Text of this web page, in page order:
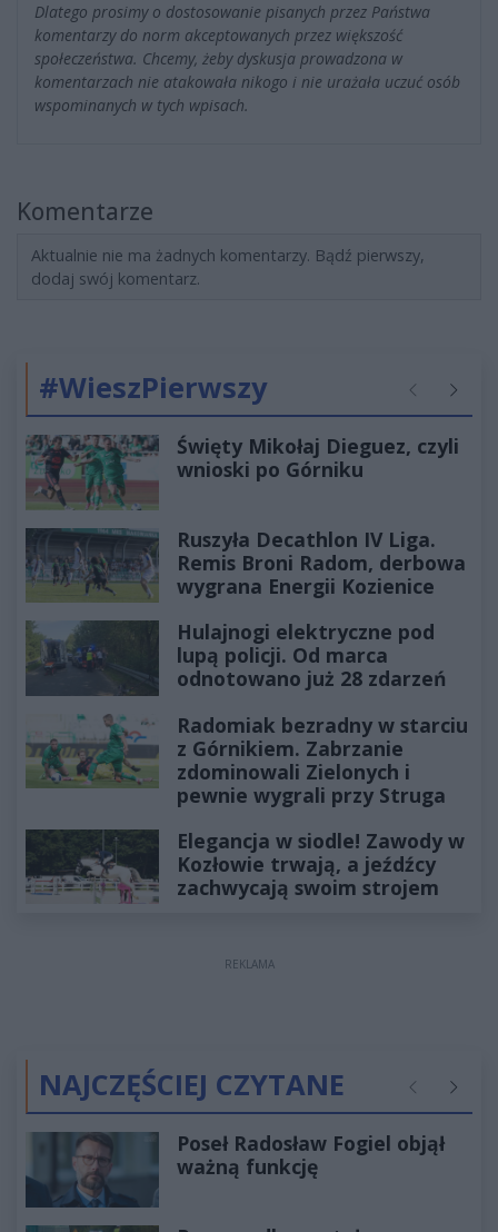
Dlatego prosimy o dostosowanie pisanych przez Państwa
komentarzy do norm akceptowanych przez większość
społeczeństwa. Chcemy, żeby dyskusja prowadzona w
komentarzach nie atakowała nikogo i nie urażała uczuć osób
wspominanych w tych wpisach.
Komentarze
Aktualnie nie ma żadnych komentarzy. Bądź pierwszy,
dodaj swój komentarz.
#WieszPierwszy Poprzednie
Święty Mikołaj Dieguez, czyli
wnioski po Górniku
Ruszyła Decathlon IV Liga.
Remis Broni Radom, derbowa
wygrana Energii Kozienice
Hulajnogi elektryczne pod
lupą policji. Od marca
odnotowano już 28 zdarzeń
Radomiak bezradny w starciu
z Górnikiem. Zabrzanie
zdominowali Zielonych i
pewnie wygrali przy Struga
Elegancja w siodle! Zawody w
Kozłowie trwają, a jeźdźcy
zachwycają swoim strojem
REKLAMA
NAJCZĘŚCIEJ CZYTANE Poprzednie
Poseł Radosław Fogiel objął
ważną funkcję